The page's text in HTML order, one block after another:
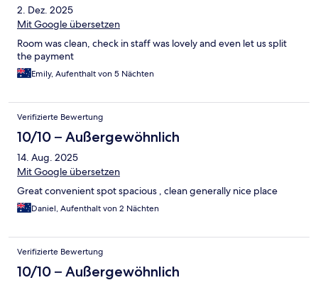
2. Dez. 2025
Mit Google übersetzen
Room was clean, check in staff was lovely and even let us split
the payment
Emily, Aufenthalt von 5 Nächten
Verifizierte Bewertung
10/10 – Außergewöhnlich
14. Aug. 2025
Mit Google übersetzen
Great convenient spot spacious , clean generally nice place
Daniel, Aufenthalt von 2 Nächten
Verifizierte Bewertung
10/10 – Außergewöhnlich